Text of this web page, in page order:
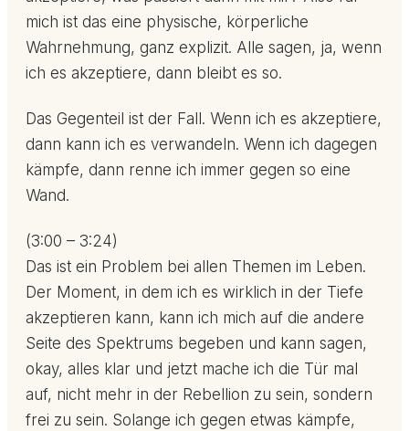
mich ist das eine physische, körperliche
Wahrnehmung, ganz explizit. Alle sagen, ja, wenn
ich es akzeptiere, dann bleibt es so.
Das Gegenteil ist der Fall. Wenn ich es akzeptiere,
dann kann ich es verwandeln. Wenn ich dagegen
kämpfe, dann renne ich immer gegen so eine
Wand.
(3:00 – 3:24)
Das ist ein Problem bei allen Themen im Leben.
Der Moment, in dem ich es wirklich in der Tiefe
akzeptieren kann, kann ich mich auf die andere
Seite des Spektrums begeben und kann sagen,
okay, alles klar und jetzt mache ich die Tür mal
auf, nicht mehr in der Rebellion zu sein, sondern
frei zu sein. Solange ich gegen etwas kämpfe,